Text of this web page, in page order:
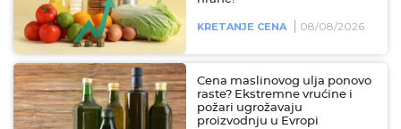
KRETANJE CENA 08/08/2026
Cena maslinovog ulja ponovo
raste? Ekstremne vrućine i
požari ugrožavaju
proizvodnju u Evropi